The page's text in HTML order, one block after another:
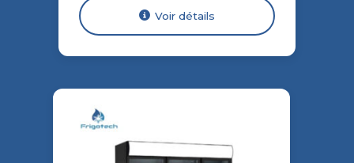
Voir détails